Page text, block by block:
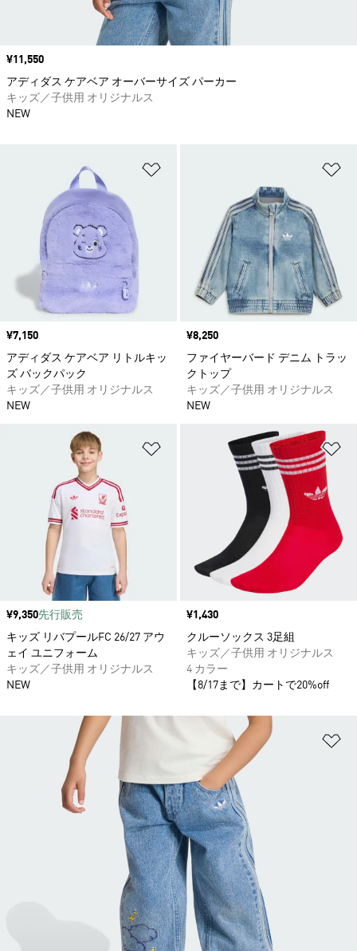
価格
¥7,150
アディダス ケアベア リトルキッ
ズ バックパック
キッズ／子供用 オリジナルス
NEW
価格
¥8,250
ファイヤーバード デニム トラッ
クトップ
キッズ／子供用 オリジナルス
NEW
ほしいものリストに追加
価格
¥9,350先行販売
キッズ リバプールFC 26/27 アウ
ェイ ユニフォーム
キッズ／子供用 オリジナルス
NEW
価格
¥1,430
クルーソックス 3足組
キッズ／子供用 オリジナルス
4 カラー
【8/17まで】カートで20%off
価格
¥11,550
アディダス ケアベア オーバーサイズ パーカー
キッズ／子供用 オリジナルス
NEW